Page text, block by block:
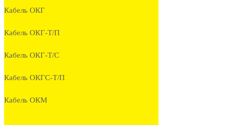
Кабель ОКГ
Кабель ОКГ-Т/П
Кабель ОКГ-Т/С
Кабель ОКГС-Т/П
Кабель ОКМ